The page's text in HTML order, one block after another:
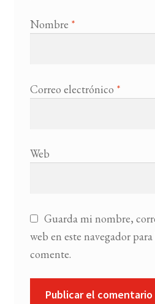
Nombre *
Correo electrónico *
Web
Guarda mi nombre,
web en este navegador
comente.